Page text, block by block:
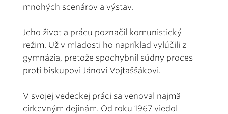
mnohých scenárov a výstav.
Jeho život a prácu poznačil komunistický
režim. Už v mladosti ho napríklad vylúčili z
gymnázia, pretože spochybnil súdny proces
proti biskupovi Jánovi Vojtaššákovi.
V svojej vedeckej práci sa venoval najmä
cirkevným dejinám. Od roku 1967 viedol